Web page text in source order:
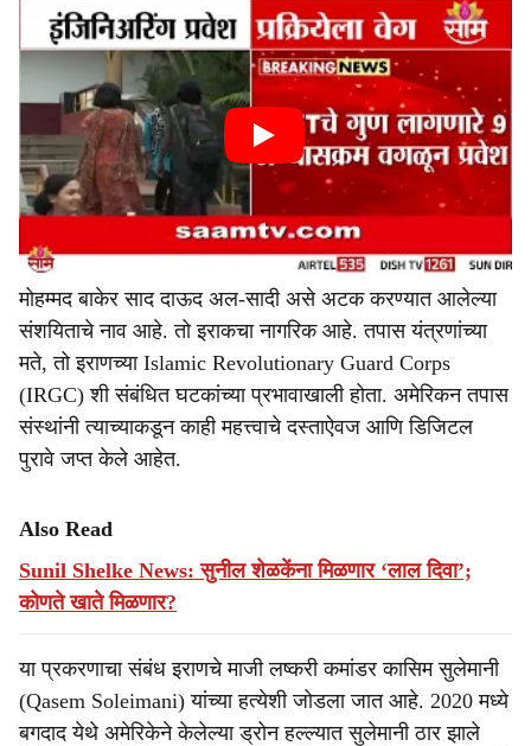
मोहम्मद बाकेर साद दाऊद अल-सादी असे अटक करण्यात आलेल्या
संशयिताचे नाव आहे. तो इराकचा नागरिक आहे. तपास यंत्रणांच्या
मते, तो इराणच्या Islamic Revolutionary Guard Corps
(IRGC) शी संबंधित घटकांच्या प्रभावाखाली होता. अमेरिकन तपास
संस्थांनी त्याच्याकडून काही महत्त्वाचे दस्ताऐवज आणि डिजिटल
पुरावे जप्त केले आहेत.
Also Read
Sunil Shelke News: सुनील शेळकेंना मिळणार ‘लाल दिवा’;
कोणते खाते मिळणार?
या प्रकरणाचा संबंध इराणचे माजी लष्करी कमांडर कासिम सुलेमानी
(Qasem Soleimani) यांच्या हत्येशी जोडला जात आहे. 2020 मध्ये
बगदाद येथे अमेरिकेने केलेल्या ड्रोन हल्ल्यात सुलेमानी ठार झाले